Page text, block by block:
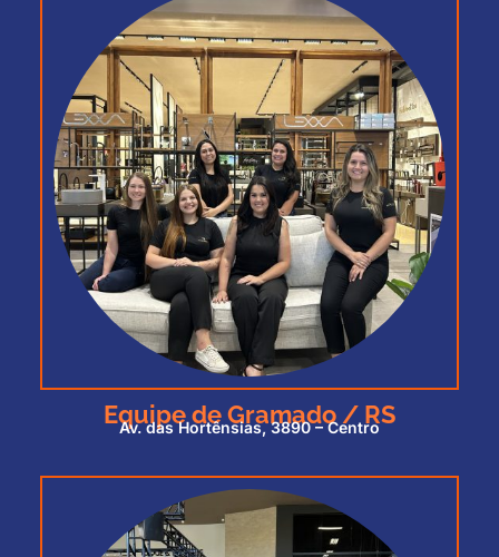
Equipe de Gramado / RS
Av. das Hortênsias, 3890 – Centro